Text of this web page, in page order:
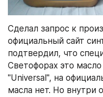
Сделал запрос к
официальный сайт
подтвердил, что
Светофорах это
"Universal", на
масла нет. Но внутри